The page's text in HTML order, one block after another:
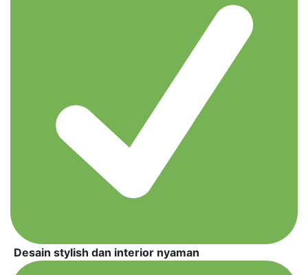
Desain stylish dan interior nyaman